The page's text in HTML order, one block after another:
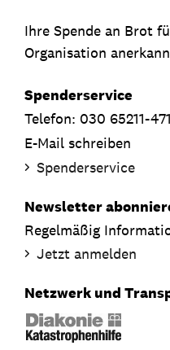
Ihre Spende an Brot
Organisation
Spenderservice
Telefon: 030 65211-
E-Mail schreiben
Spenderservice
Newsletter
Regelmäßig
Jetzt anmelden
Netzwerk und